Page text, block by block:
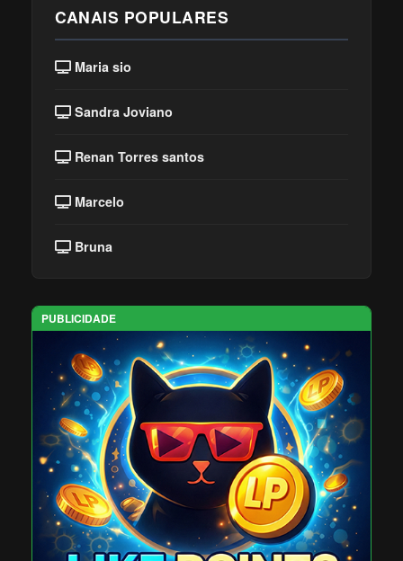
CANAIS POPULARES
Maria sio
Sandra Joviano
Renan Torres santos
Marcelo
Bruna
PUBLICIDADE